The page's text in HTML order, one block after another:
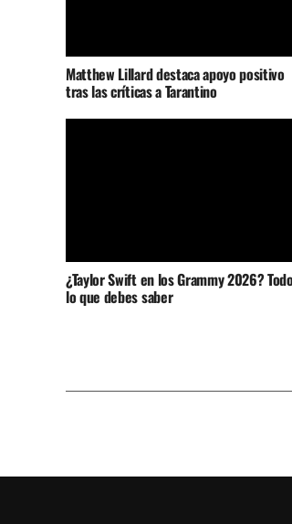
Matthew Lillard destaca apoyo positivo
tras las críticas a Tarantino
¿Taylor Swift en los Grammy 2026?
lo que debes saber